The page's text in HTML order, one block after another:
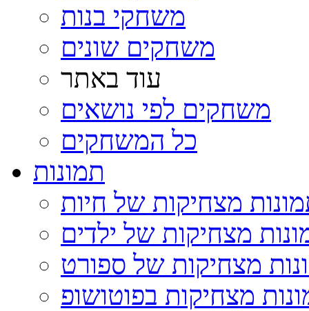
משחקי בנות
משחקים שונים
עוד באתר
משחקים לפי נושאים
כל המשחקים
תמונות
מצחיקות של חיות
מצחיקות של ילדים
מצחיקות של ספורט
מצחיקות בפוטושופ